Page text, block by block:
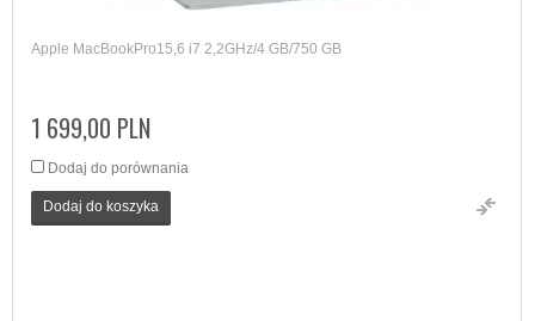
Apple MacBookPro15,6 i7 2,2GHz/4 GB/750 GB
1 699,00 PLN
Dodaj do porównania
Dodaj do koszyka